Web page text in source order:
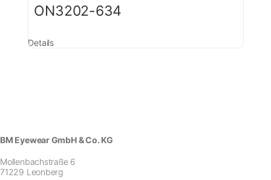
ON3202-634
Details
BM Eyewear GmbH & Co. KG
Mollenbachstraße 6
71229 Leonberg